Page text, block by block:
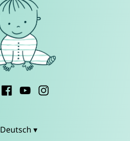
Deutsch ▾